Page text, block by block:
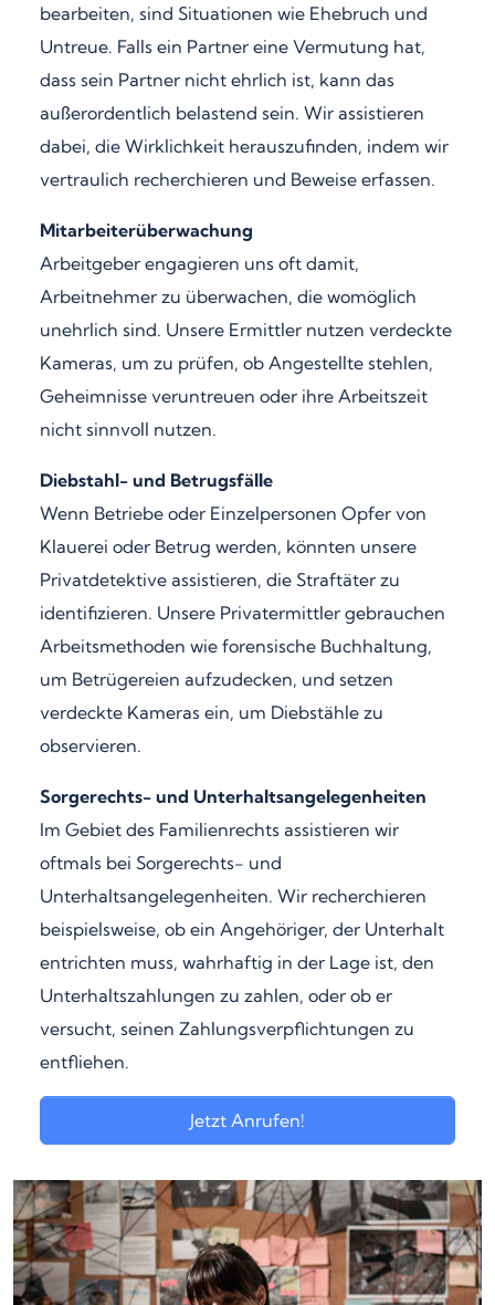
bearbeiten, sind Situationen wie Ehebruch und
Untreue. Falls ein Partner eine Vermutung hat,
dass sein Partner nicht ehrlich ist, kann das
außerordentlich belastend sein. Wir assistieren
dabei, die Wirklichkeit herauszufinden, indem wir
vertraulich recherchieren und Beweise erfassen.
Mitarbeiterüberwachung
Arbeitgeber engagieren uns oft damit,
Arbeitnehmer zu überwachen, die womöglich
unehrlich sind. Unsere Ermittler nutzen verdeckte
Kameras, um zu prüfen, ob Angestellte stehlen,
Geheimnisse veruntreuen oder ihre Arbeitszeit
nicht sinnvoll nutzen.
Diebstahl- und Betrugsfälle
Wenn Betriebe oder Einzelpersonen Opfer von
Klauerei oder Betrug werden, könnten unsere
Privatdetektive assistieren, die Straftäter zu
identifizieren. Unsere Privatermittler gebrauchen
Arbeitsmethoden wie forensische Buchhaltung,
um Betrügereien aufzudecken, und setzen
verdeckte Kameras ein, um Diebstähle zu
observieren.
Sorgerechts- und Unterhaltsangelegenheiten
Im Gebiet des Familienrechts assistieren wir
oftmals bei Sorgerechts- und
Unterhaltsangelegenheiten. Wir recherchieren
beispielsweise, ob ein Angehöriger, der Unterhalt
entrichten muss, wahrhaftig in der Lage ist, den
Unterhaltszahlungen zu zahlen, oder ob er
versucht, seinen Zahlungsverpflichtungen zu
entfliehen.
Jetzt Anrufen!